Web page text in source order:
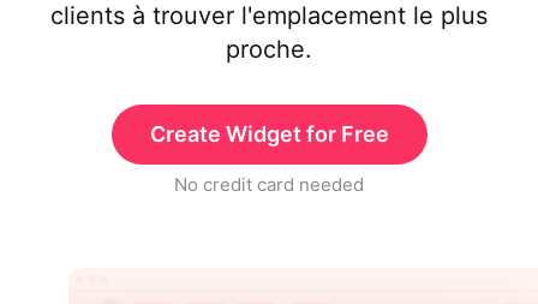
clients à trouver l'emplacement le plus
proche.
Create Widget for Free
No credit card needed